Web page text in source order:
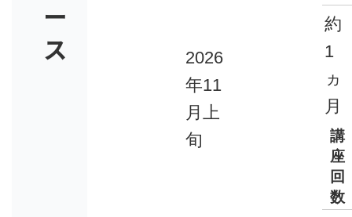
ー
ス
2026
年11
月上
旬
約
1
ヵ
月
講
座
回
数